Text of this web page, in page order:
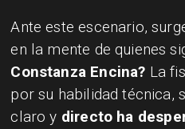
Ante este escenario,
en la mente de quienes
Constanza Encina? La
por su habilidad técnica,
claro y directo ha